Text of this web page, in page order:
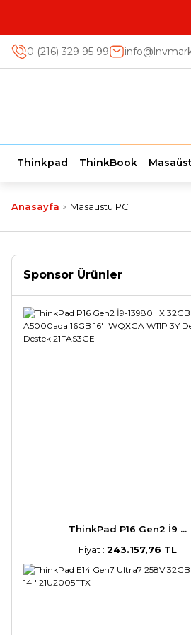
0 (216) 329 95 99
Thinkpad ThinkBook
Anasayfa Masaüstü PC
Sponsor Ürünler
ThinkPad P16 Gen2 İ9 ...
Fiyat : 243.157,76 TL